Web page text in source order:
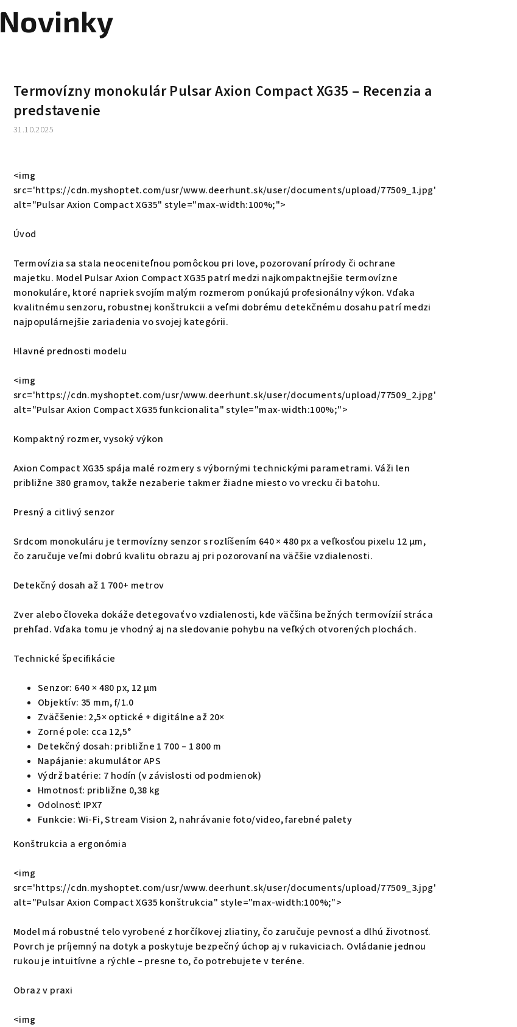
Novinky
Termovízny monokulár Pulsar Axion Compact XG35 – Recenzia a
predstavenie
31.10.2025
<img
src='https://cdn.myshoptet.com/usr/www.deerhunt.sk/user/documents/upload/77509_1.jpg'
alt="Pulsar Axion Compact XG35" style="max-width:100%;">
Úvod
Termovízia sa stala neoceniteľnou pomôckou pri love, pozorovaní prírody či ochrane
majetku. Model Pulsar Axion Compact XG35 patrí medzi najkompaktnejšie termovízne
monokuláre, ktoré napriek svojím malým rozmerom ponúkajú profesionálny výkon. Vďaka
kvalitnému senzoru, robustnej konštrukcii a veľmi dobrému detekčnému dosahu patrí medzi
najpopulárnejšie zariadenia vo svojej kategórii.
Hlavné prednosti modelu
<img
src='https://cdn.myshoptet.com/usr/www.deerhunt.sk/user/documents/upload/77509_2.jpg'
alt="Pulsar Axion Compact XG35 funkcionalita" style="max-width:100%;">
Kompaktný rozmer, vysoký výkon
Axion Compact XG35 spája malé rozmery s výbornými technickými parametrami. Váži len
približne 380 gramov, takže nezaberie takmer žiadne miesto vo vrecku či batohu.
Presný a citlivý senzor
Srdcom monokuláru je termovízny senzor s rozlíšením 640 × 480 px a veľkosťou pixelu 12 µm,
čo zaručuje veľmi dobrú kvalitu obrazu aj pri pozorovaní na väčšie vzdialenosti.
Detekčný dosah až 1 700+ metrov
Zver alebo človeka dokáže detegovať vo vzdialenosti, kde väčšina bežných termovízií stráca
prehľad. Vďaka tomu je vhodný aj na sledovanie pohybu na veľkých otvorených plochách.
Technické špecifikácie
Senzor: 640 × 480 px, 12 µm
Objektív: 35 mm, f/1.0
Zväčšenie: 2,5× optické + digitálne až 20×
Zorné pole: cca 12,5°
Detekčný dosah: približne 1 700 – 1 800 m
Napájanie: akumulátor APS
Výdrž batérie: 7 hodín (v závislosti od podmienok)
Hmotnosť: približne 0,38 kg
Odolnosť: IPX7
Funkcie: Wi-Fi, Stream Vision 2, nahrávanie foto/video, farebné palety
Konštrukcia a ergonómia
<img
src='https://cdn.myshoptet.com/usr/www.deerhunt.sk/user/documents/upload/77509_3.jpg'
alt="Pulsar Axion Compact XG35 konštrukcia" style="max-width:100%;">
Model má robustné telo vyrobené z horčíkovej zliatiny, čo zaručuje pevnosť a dlhú životnosť.
Povrch je príjemný na dotyk a poskytuje bezpečný úchop aj v rukaviciach. Ovládanie jednou
rukou je intuitívne a rýchle – presne to, čo potrebujete v teréne.
Obraz v praxi
<img